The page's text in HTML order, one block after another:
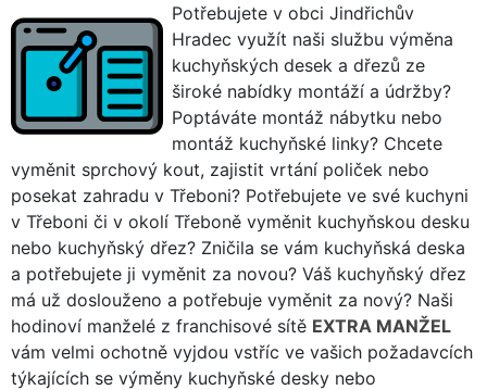
Potřebujete v obci Jindřichův
Hradec využít naši službu výměna
kuchyňských desek a dřezů ze
široké nabídky montáží a údržby?
Poptáváte montáž nábytku nebo
montáž kuchyňské linky? Chcete
vyměnit sprchový kout, zajistit vrtání poliček nebo
posekat zahradu v Třeboni? Potřebujete ve své kuchyni
v Třeboni či v okolí Třeboně vyměnit kuchyňskou desku
nebo kuchyňský dřez? Zničila se vám kuchyňská deska
a potřebujete ji vyměnit za novou? Váš kuchyňský dřez
má už doslouženo a potřebuje vyměnit za nový? Naši
hodinoví manželé z franchisové sítě EXTRA MANŽEL
vám velmi ochotně vyjdou vstříc ve vašich požadavcích
týkajících se výměny kuchyňské desky nebo